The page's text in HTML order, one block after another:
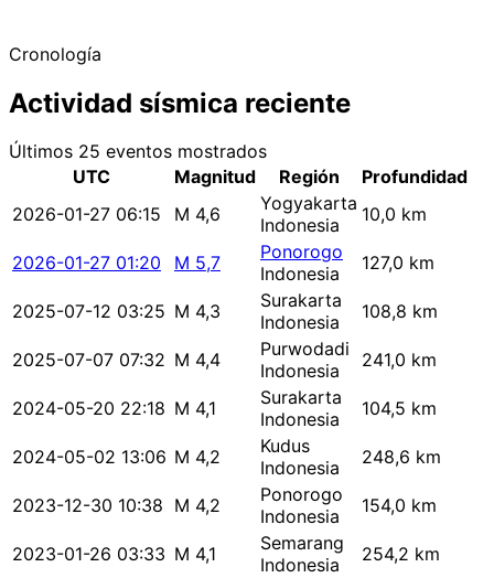
Cronología
Actividad sísmica reciente
Últimos 25 eventos mostrados
UTC
Magnitud Región
Profundidad
2026-01-27 06:15
M 4,6
Yogyakarta
Indonesia
10,0 km
2026-01-27 01:20 M 5,7
Ponorogo
Indonesia
127,0 km
2025-07-12 03:25 M 4,3
Surakarta
Indonesia
108,8 km
2025-07-07 07:32 M 4,4
Purwodadi
Indonesia
241,0 km
2024-05-20 22:18 M 4,1
Surakarta
Indonesia
104,5 km
2024-05-02 13:06 M 4,2
Kudus
Indonesia
248,6 km
2023-12-30 10:38 M 4,2
Ponorogo
Indonesia
154,0 km
2023-01-26 03:33 M 4,1
Semarang
Indonesia
254,2 km